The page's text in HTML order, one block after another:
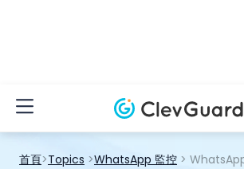
首頁>Topics >WhatsApp 監控 > WhatsApp最後在線時間通